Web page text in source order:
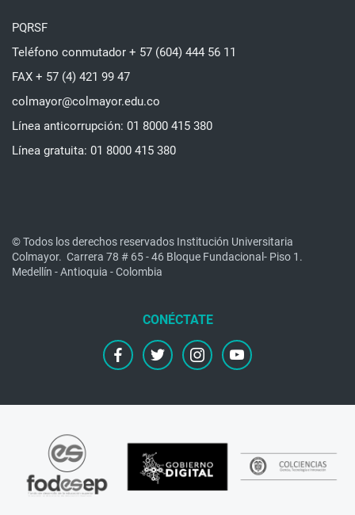
PQRSF
Teléfono conmutador + 57 (604) 444 56 11
FAX + 57 (4) 421 99 47
colmayor@colmayor.edu.co
Línea anticorrupción: 01 8000 415 380
Línea gratuita: 01 8000 415 380
© Todos los derechos reservados Institución Universitaria
Colmayor. Carrera 78 # 65 - 46 Bloque Fundacional- Piso 1.
Medellín - Antioquia - Colombia